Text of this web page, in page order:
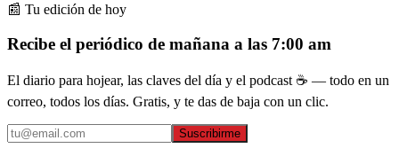
📰 Tu edición de hoy
Recibe el periódico de mañana a las 7:00 am
El diario para hojear, las claves del día y el podcast ☕ — todo en un
correo, todos los días. Gratis, y te das de baja con un clic.
Suscribirme